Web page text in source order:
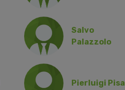
Salvo
Palazzolo
Pierluigi Pisa